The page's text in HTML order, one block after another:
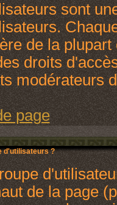
sont
de la
droits
modérateurs
page
d'utilisateurs ?
de la page